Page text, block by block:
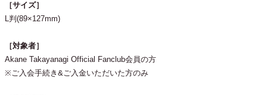
［サイズ］
L判(89×127mm)
［対象者］
Akane Takayanagi Official Fanclub会員の方
※ご入会手続き&ご入金いただいた方のみ